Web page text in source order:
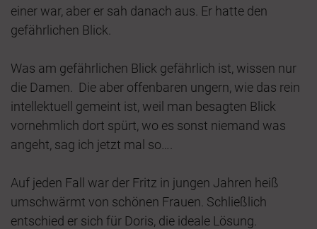
einer war, aber er sah danach aus. Er hatte den
gefährlichen Blick.
Was am gefährlichen Blick gefährlich ist, wissen nur
die Damen. Die aber offenbaren ungern, wie das rein
intellektuell gemeint ist, weil man besagten Blick
vornehmlich dort spürt, wo es sonst niemand was
angeht, sag ich jetzt mal so….
Auf jeden Fall war der Fritz in jungen Jahren heiß
umschwärmt von schönen Frauen. Schließlich
entschied er sich für Doris, die ideale Lösung.